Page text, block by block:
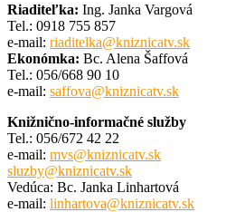
Riaditeľka: Ing. Janka Vargová
Tel.: 0918 755 857
e-mail: riaditelka@kniznicatv.sk
Ekonómka: Bc. Alena Šaffová
Tel.: 056/668 90 10
e-mail: saffova@kniznicatv.sk
Knižnično-informačné služby
Tel.: 056/672 42 22
e-mail: mvs@kniznicatv.sk
sluzby@kniznicatv.sk
Vedúca: Bc. Janka Linhartová
e-mail: linhartova@kniznicatv.sk